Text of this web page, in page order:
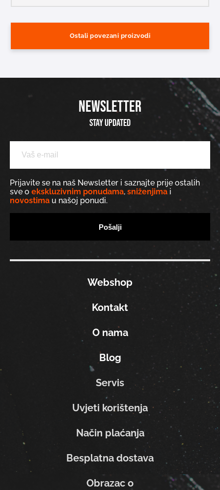
Ostali povezani proizvodi
NEWSLETTER
Stay updated
Prijavite se na naš Newsletter i saznajte prije ostalih
sve o ekskluzivnim ponudama, sniženjima i
novostima u našoj ponudi.
Webshop
Kontakt
O nama
Blog
Servis
Uvjeti korištenja
Način plaćanja
Besplatna dostava
Obrazac o